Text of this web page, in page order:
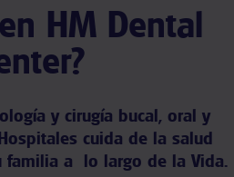
HM Dental
y cirugía bucal, oral y
cuida de la salud
familia a lo largo de la Vida.